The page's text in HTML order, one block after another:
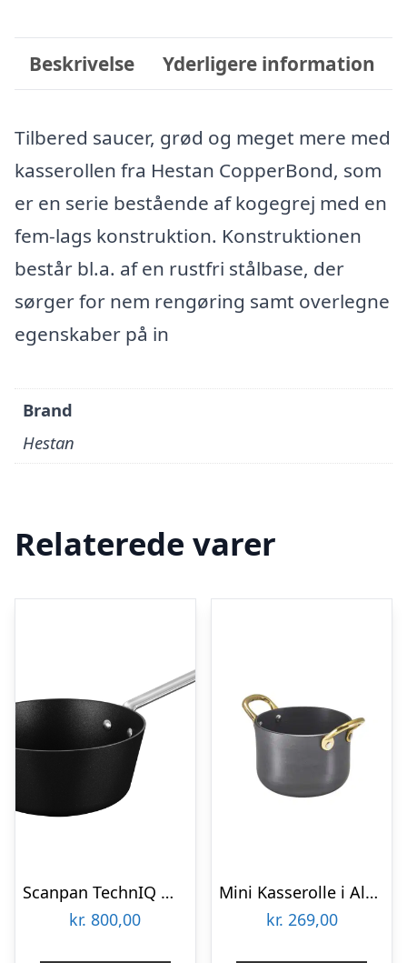
Beskrivelse Yderligere information
Tilbered saucer, grød og meget mere med
kasserollen fra Hestan CopperBond, som
er en serie bestående af kogegrej med en
fem-lags konstruktion. Konstruktionen
består bl.a. af en rustfri stålbase, der
sørger for nem rengøring samt overlegne
egenskaber på in
Brand
Hestan
Relaterede varer
Scanpan TechnIQ Windsor Kasserolle
kr. 800,00
Mini Kasserolle i Aluminium 11 x 7cm Genware
kr. 269,00